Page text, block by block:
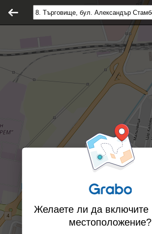
Желаете ли да
местоположение?